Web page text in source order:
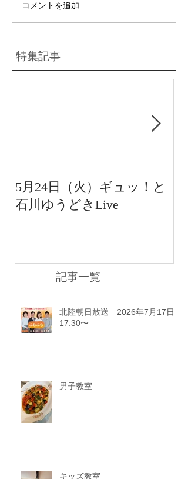
コメントを追加…
特集記事
5月24日（火）ギュッ！と
石川ゆうどきLive
記事一覧
北陸朝日放送 2026年7月17日
17:30〜
男子教室
キッズ教室